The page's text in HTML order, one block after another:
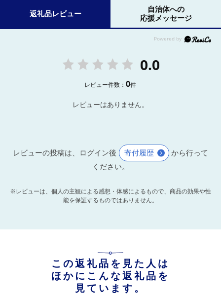
返礼品レビュー
自治体への
応援メッセージ
0.0
レビュー件数：0件
レビューはありません。
レビューの投稿は、ログイン後 寄付履歴
から行って
ください。
※レビューは、個人の主観による感想・体感によるもので、商品の効果や性
能を保証するものではありません。
この返礼品を見た人は
ほかにこんな返礼品を
見ています。